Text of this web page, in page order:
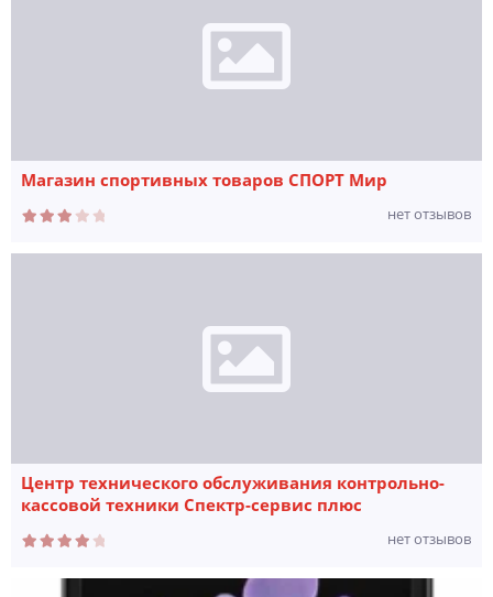
Магазин спортивных товаров СПОРТ Мир
нет отзывов
Центр технического обслуживания контрольно-
кассовой техники Спектр-сервис плюс
нет отзывов